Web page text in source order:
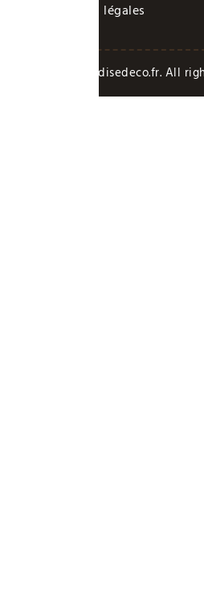
Mentions légales
Copyright Paradisedeco.fr. All